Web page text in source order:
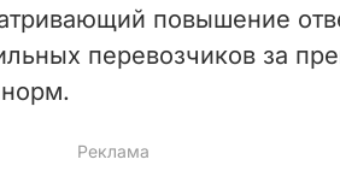
повышение
перевозчиков за